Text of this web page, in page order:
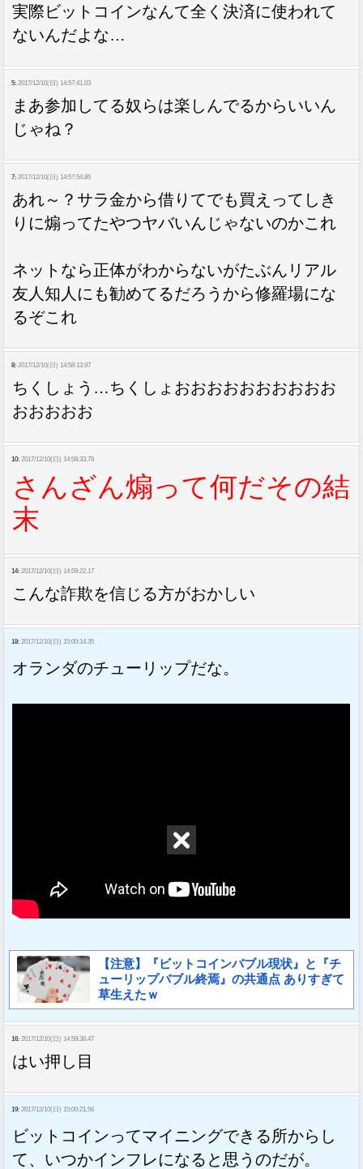
実際ビットコインなんて全く決済に使われて
ないんだよな…
5: 2017/12/10(日) 14:57:41.03
まあ参加してる奴らは楽しんでるからいいん
じゃね？
7: 2017/12/10(日) 14:57:54.85
あれ～？サラ金から借りてでも買えってしき
りに煽ってたやつヤバいんじゃないのかこれ
ネットなら正体がわからないがたぶんリアル
友人知人にも勧めてるだろうから修羅場にな
るぞこれ
8: 2017/12/10(日) 14:58:13.97
ちくしょう…ちくしょおおおおおおおおおお
おおおおお
10: 2017/12/10(日) 14:58:33.78
さんざん煽って何だその結
末
14: 2017/12/10(日) 14:59:22.17
こんな詐欺を信じる方がおかしい
18: 2017/12/10(日) 15:00:14.35
オランダのチューリップだな。
【注意】『ビットコインバブル現状』と『チ
ューリップバブル終焉』の共通点 ありすぎて
草生えたｗ
16: 2017/12/10(日) 14:59:38.47
はい押し目
19: 2017/12/10(日) 15:00:21.56
ビットコインってマイニングできる所からし
て、いつかインフレになると思うのだが。